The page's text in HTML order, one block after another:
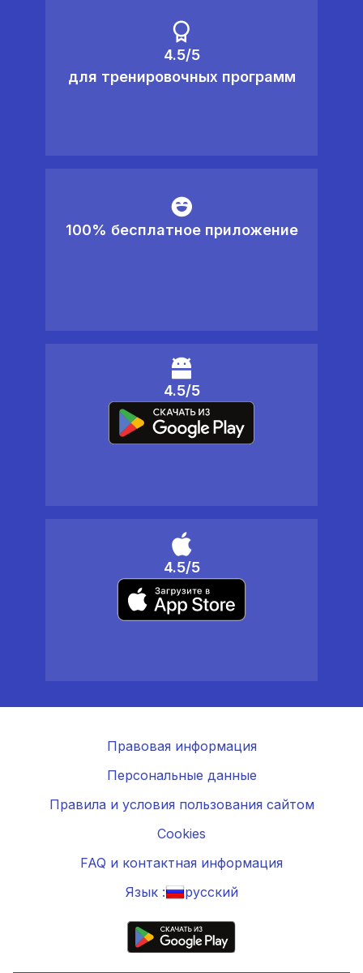
4.5/5
для тренировочных программ
100% бесплатное приложение
4.5/5
4.5/5
Правовая информация
Персональные данные
Правила и условия пользования сайтом
Cookies
FAQ и контактная информация
Язык :
русский